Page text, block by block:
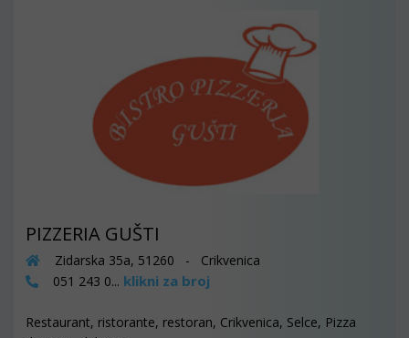
PIZZERIA GUŠTI
Zidarska 35a, 51260 - Crikvenica
051 243 0... klikni za broj
Restaurant, ristorante, restoran, Crikvenica, Selce, Pizza